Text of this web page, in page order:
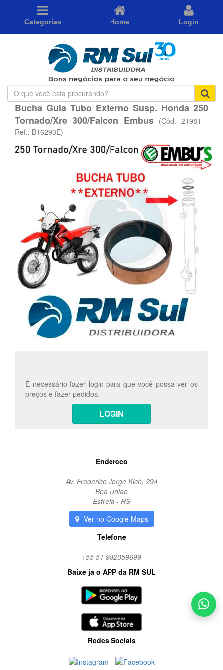
Categorias Home Login
O
que
você
está
procurando?
Bucha Guia Tubo Externo Susp. Honda 250
Tornado/Xre 300/Falcon Embus (Cód. 21981 -
Ref.: B16293E)
É necessário fazer login para que você possa ver os
preços e fazer pedidos.
LOGIN
Endereco
Av. Frederico Jorge Kich, 294
Boa Uniao
Estrela - RS
Ver no Google Maps
Telefone
+55 51 982059699
Baixe ja o APP da RM SUL
Redes Sociais